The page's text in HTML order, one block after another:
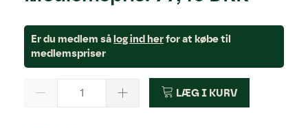
Er du medlem så log ind herfor at købe til
medlemspriser
LÆG I KURV